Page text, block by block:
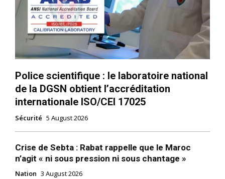
Police scientifique : le laboratoire national
de la DGSN obtient l’accréditation
internationale ISO/CEI 17025
Sécurité 5 August 2026
Crise de Sebta : Rabat rappelle que le Maroc
n’agit « ni sous pression ni sous chantage »
Nation 3 August 2026